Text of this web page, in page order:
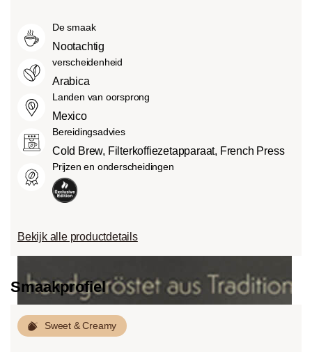
light roasts, met een evenwichtige
smaak en volle body.
Dark roast (French-/Italian):
Chocoladezoete body met uitgesproken
geroosterde smaken en bitterheid met
een lage zuurgraad.
soort boon, de hoogte van de teelt, de
herkomst en vooral het brandproces.
De smaak
Nootachtig
verscheidenheid
Arabica
Landen van oorsprong
Mexico
Bereidingsadvies
Cold Brew, Filterkoffiezetapparaat, French Press
Prijzen en onderscheidingen
Bekijk alle productdetails
Smaakprofiel
Sweet & Creamy